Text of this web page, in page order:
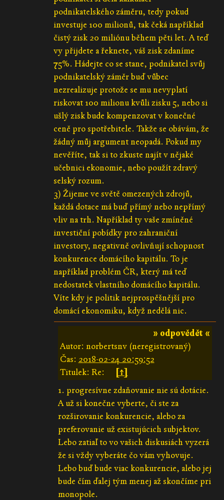
podnikatelského záměru, tedy pokud
investuje 100 milionů, tak čeká například
čistý zisk 20 miliónu během pěti let. A teď
vy přijdete a řeknete, váš zisk zdaníme
75%. Hádejte co se stane, podnikatel svůj
podnikatelský záměr buď vůbec
nezrealizuje protože se mu nevyplatí
riskovat 100 milionu kvůli zisku 5, nebo si
ušlý zisk bude kompenzovat v konečné
ceně pro spotřebitele. Takže se obávám, že
žádný můj argument neopadá. Pokud my
nevěříte, tak si to zkuste najít v nějaké
učebnici ekonomie, nebo použít zdravý
selský rozum.
3) Žijeme ve světě omezených zdrojů,
každá dotace má buď přímý nebo nepřímý
vliv na trh. Například ty vaše zmíněné
investiční pobídky pro zahraniční
investory, negativně ovlivňují schopnost
konkurence domácího kapitálu. To je
například problém ČR, který má teď
nedostatek vlastního domácího kapitálu.
Víte kdy je politik nejprospěšnější pro
domácí ekonomiku, když nedělá nic.
» odpovědět «
Autor: norbertsnv (neregistrovaný)
Čas: 2018-02-24 20:59:52
Titulek: Re:
[↑]
1. progresívne zdaňovanie nie sú dotácie.
A už si konečne vyberte, či ste za
rozširovanie konkurencie, alebo za
preferovanie už existujúcich subjektov.
Lebo zatiaľ to vo vašich diskusiách vyzerá
že si vždy vyberáte čo vám vyhovuje.
Lebo buď bude viac konkurencie, alebo jej
bude čím ďalej tým menej až skončíme pri
monopole.